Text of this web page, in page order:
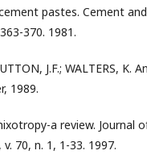
pastes. Cement
370. 1981.
J.F.; WALTERS, K.
1989.
a review. Journal
70, n. 1, 1-33. 1997.